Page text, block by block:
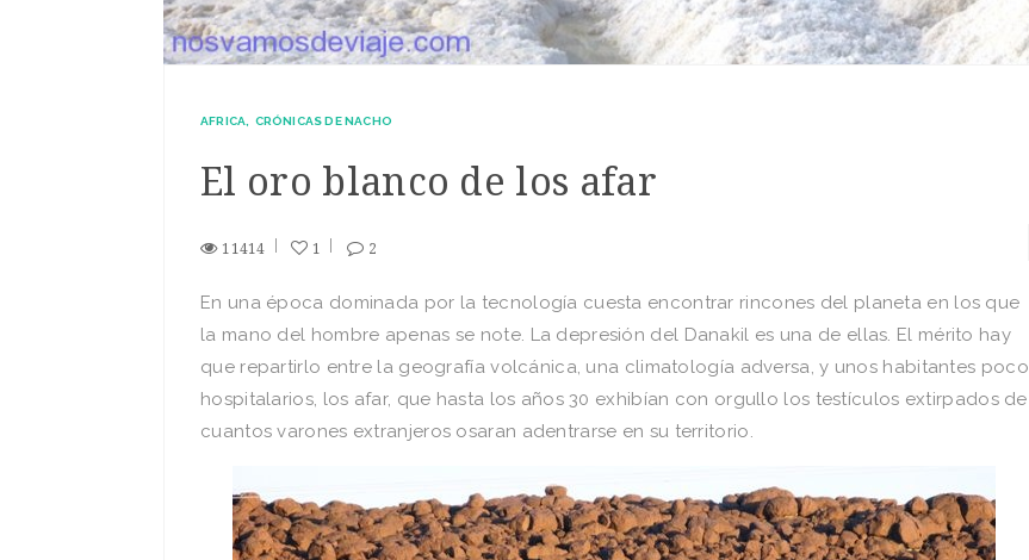
AFRICA CRÓNICAS DE NACHO
El oro blanco de los afar
11414 1 2
En una época dominada por la tecnología cuesta encontrar rincones del planeta en los que
la mano del hombre apenas se note. La depresión del Danakil es una de ellas. El mérito hay
que repartirlo entre la geografía volcánica, una climatología adversa, y unos habitantes poco
hospitalarios, los afar, que hasta los años 30 exhibían con orgullo los testículos extirpados de
cuantos varones extranjeros osaran adentrarse en su territorio.